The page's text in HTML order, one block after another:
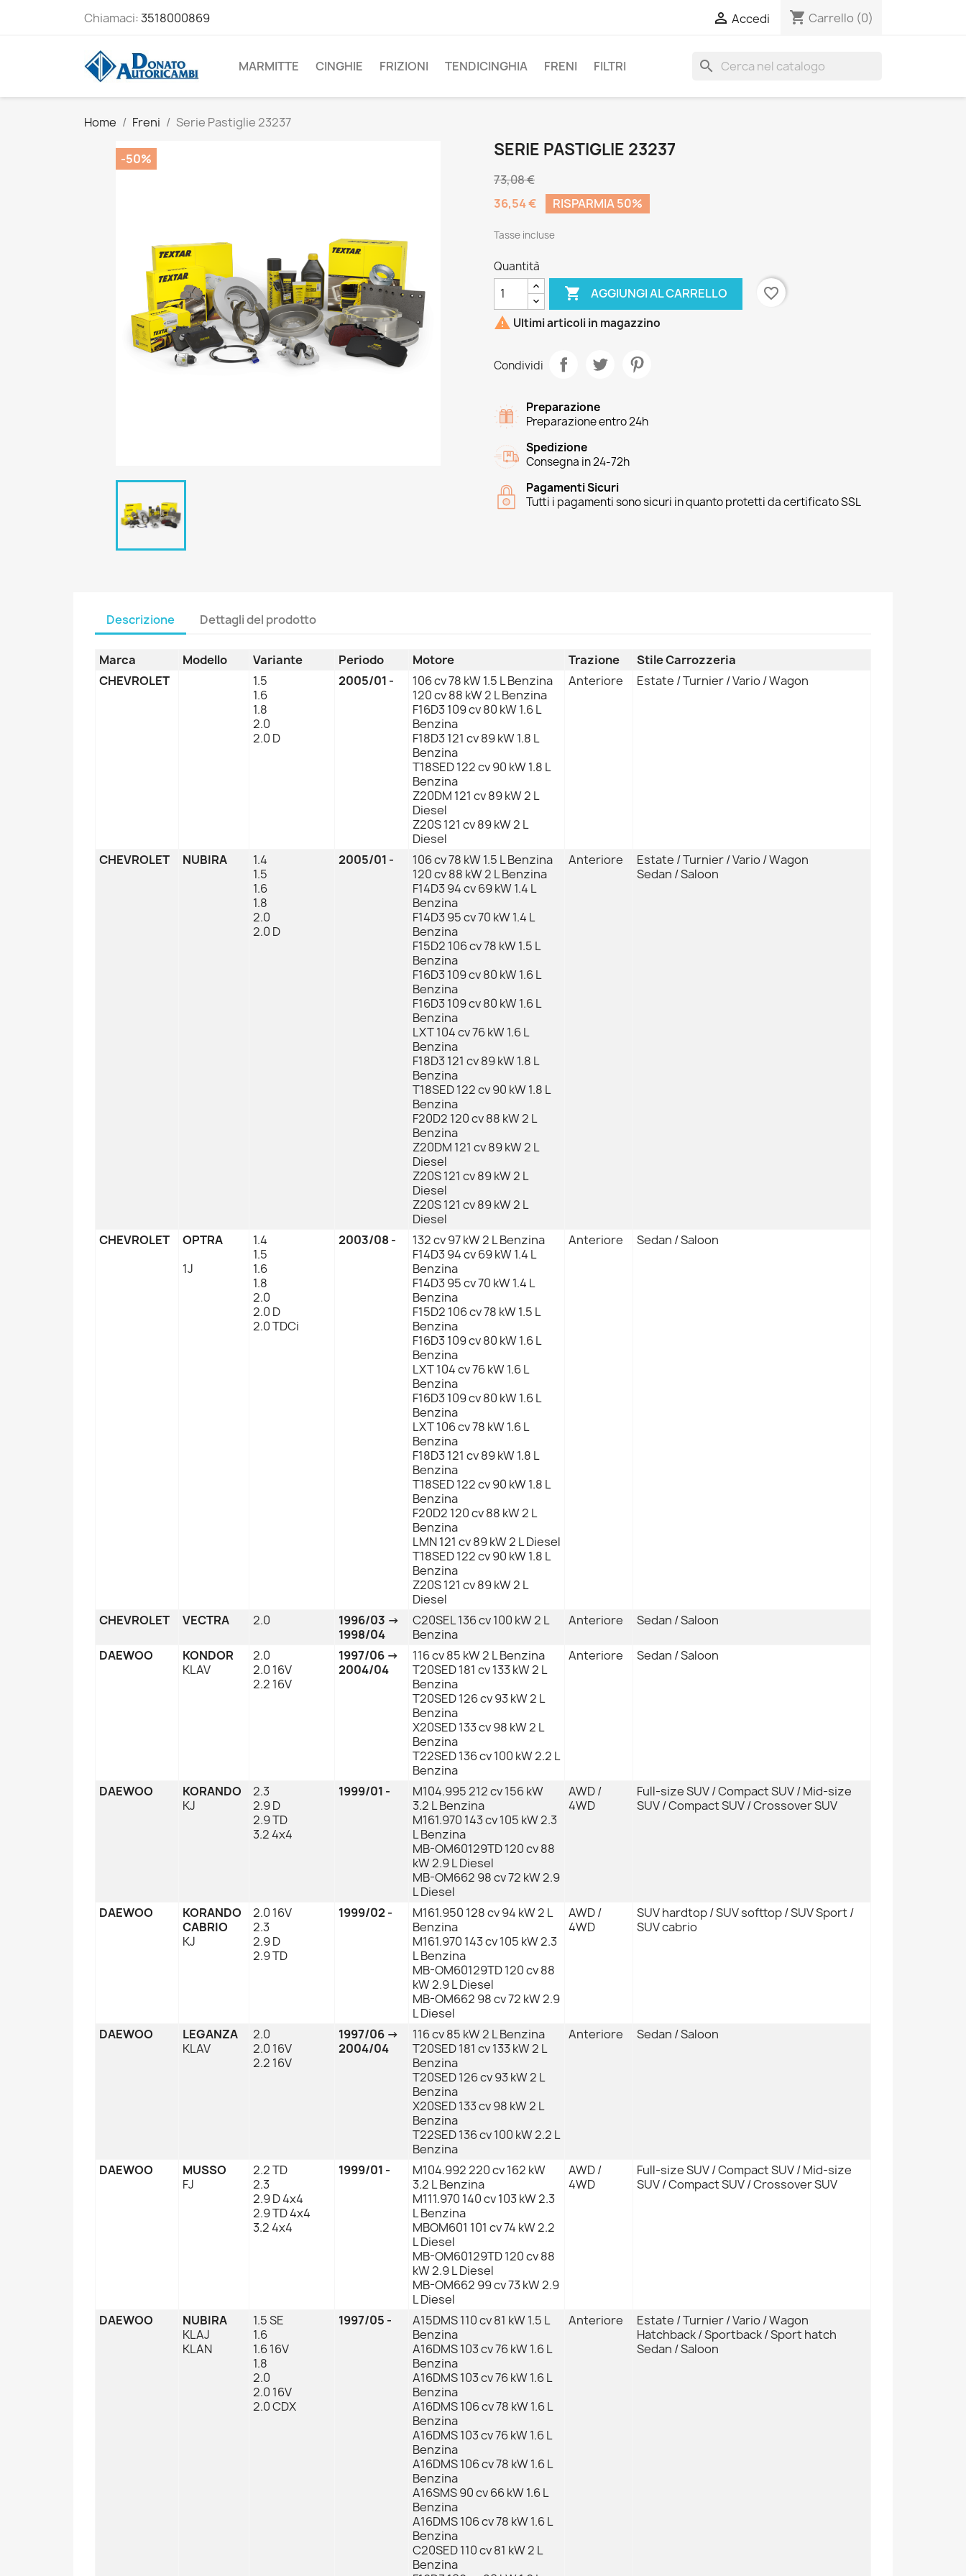
Chiamaci:3518000869  Accedi shopping_cart Carrello (0)
MARMITTE CINGHIE FRIZIONI TENDICINGHIA FRENI FILTRI search
Home Freni Serie Pastiglie 23237
-50% SERIE PASTIGLIE 23237
73,08 €
36,54 €
RISPARMIA 50%
Tasse incluse
Quantità
 AGGIUNGI AL CARRELLO
favorite_border
 Ultimi articoli in magazzino
Condividi
Preparazione
Preparazione entro 24h
Spedizione
Consegna in 24-72h
Pagamenti Sicuri
Tutti i pagamenti sono sicuri in quanto protetti da certificato SSL
Descrizione Dettagli del prodotto
Marca Modello Variante Periodo Motore Trazione
Stile Carrozzeria
CHEVROLET
1.5
1.6
1.8
2.0
2.0 D
2005/01 -
106 cv 78 kW 1.5 L Benzina
120 cv 88 kW 2 L Benzina
F16D3 109 cv 80 kW 1.6 L
Benzina
F18D3 121 cv 89 kW 1.8 L
Benzina
T18SED 122 cv 90 kW 1.8 L
Benzina
Z20DM 121 cv 89 kW 2 L
Diesel
Z20S 121 cv 89 kW 2 L
Diesel
Anteriore Estate / Turnier / Vario / Wagon
CHEVROLET NUBIRA
1.4
1.5
1.6
1.8
2.0
2.0 D
2005/01 -
106 cv 78 kW 1.5 L Benzina
120 cv 88 kW 2 L Benzina
F14D3 94 cv 69 kW 1.4 L
Benzina
F14D3 95 cv 70 kW 1.4 L
Benzina
F15D2 106 cv 78 kW 1.5 L
Benzina
F16D3 109 cv 80 kW 1.6 L
Benzina
F16D3 109 cv 80 kW 1.6 L
Benzina
LXT 104 cv 76 kW 1.6 L
Benzina
F18D3 121 cv 89 kW 1.8 L
Benzina
T18SED 122 cv 90 kW 1.8 L
Benzina
F20D2 120 cv 88 kW 2 L
Benzina
Z20DM 121 cv 89 kW 2 L
Diesel
Z20S 121 cv 89 kW 2 L
Diesel
Z20S 121 cv 89 kW 2 L
Diesel
Anteriore
Estate / Turnier / Vario / Wagon
Sedan / Saloon
CHEVROLET
OPTRA
1J
1.4
1.5
1.6
1.8
2.0
2.0 D
2.0 TDCi
2003/08 -
132 cv 97 kW 2 L Benzina
F14D3 94 cv 69 kW 1.4 L
Benzina
F14D3 95 cv 70 kW 1.4 L
Benzina
F15D2 106 cv 78 kW 1.5 L
Benzina
F16D3 109 cv 80 kW 1.6 L
Benzina
LXT 104 cv 76 kW 1.6 L
Benzina
F16D3 109 cv 80 kW 1.6 L
Benzina
LXT 106 cv 78 kW 1.6 L
Benzina
F18D3 121 cv 89 kW 1.8 L
Benzina
T18SED 122 cv 90 kW 1.8 L
Benzina
F20D2 120 cv 88 kW 2 L
Benzina
LMN 121 cv 89 kW 2 L Diesel
T18SED 122 cv 90 kW 1.8 L
Benzina
Z20S 121 cv 89 kW 2 L
Diesel
Anteriore Sedan / Saloon
CHEVROLET VECTRA 2.0
1996/03 →
1998/04
C20SEL 136 cv 100 kW 2 L
Benzina
Anteriore Sedan / Saloon
DAEWOO
KONDOR
KLAV
2.0
2.0 16V
2.2 16V
1997/06 →
2004/04
116 cv 85 kW 2 L Benzina
T20SED 181 cv 133 kW 2 L
Benzina
T20SED 126 cv 93 kW 2 L
Benzina
X20SED 133 cv 98 kW 2 L
Benzina
T22SED 136 cv 100 kW 2.2 L
Benzina
Anteriore Sedan / Saloon
DAEWOO
KORANDO
KJ
2.3
2.9 D
2.9 TD
3.2 4x4
1999/01 -
M104.995 212 cv 156 kW
3.2 L Benzina
M161.970 143 cv 105 kW 2.3
L Benzina
MB-OM60129TD 120 cv 88
kW 2.9 L Diesel
MB-OM662 98 cv 72 kW 2.9
L Diesel
AWD /
4WD
Full-size SUV / Compact SUV / Mid-size
SUV / Compact SUV / Crossover SUV
DAEWOO
KORANDO
CABRIO
KJ
2.0 16V
2.3
2.9 D
2.9 TD
1999/02 -
M161.950 128 cv 94 kW 2 L
Benzina
M161.970 143 cv 105 kW 2.3
L Benzina
MB-OM60129TD 120 cv 88
kW 2.9 L Diesel
MB-OM662 98 cv 72 kW 2.9
L Diesel
AWD /
4WD
SUV hardtop / SUV softtop / SUV Sport /
SUV cabrio
DAEWOO
LEGANZA
KLAV
2.0
2.0 16V
2.2 16V
1997/06 →
2004/04
116 cv 85 kW 2 L Benzina
T20SED 181 cv 133 kW 2 L
Benzina
T20SED 126 cv 93 kW 2 L
Benzina
X20SED 133 cv 98 kW 2 L
Benzina
T22SED 136 cv 100 kW 2.2 L
Benzina
Anteriore Sedan / Saloon
DAEWOO
MUSSO
FJ
2.2 TD
2.3
2.9 D 4x4
2.9 TD 4x4
3.2 4x4
1999/01 -
M104.992 220 cv 162 kW
3.2 L Benzina
M111.970 140 cv 103 kW 2.3
L Benzina
MBOM601 101 cv 74 kW 2.2
L Diesel
MB-OM60129TD 120 cv 88
kW 2.9 L Diesel
MB-OM662 99 cv 73 kW 2.9
L Diesel
AWD /
4WD
Full-size SUV / Compact SUV / Mid-size
SUV / Compact SUV / Crossover SUV
DAEWOO
NUBIRA
KLAJ
KLAN
1.5 SE
1.6
1.6 16V
1.8
2.0
2.0 16V
2.0 CDX
1997/05 -
A15DMS 110 cv 81 kW 1.5 L
Benzina
A16DMS 103 cv 76 kW 1.6 L
Benzina
A16DMS 103 cv 76 kW 1.6 L
Benzina
A16DMS 106 cv 78 kW 1.6 L
Benzina
A16DMS 103 cv 76 kW 1.6 L
Benzina
A16DMS 106 cv 78 kW 1.6 L
Benzina
A16SMS 90 cv 66 kW 1.6 L
Benzina
A16DMS 106 cv 78 kW 1.6 L
Benzina
C20SED 110 cv 81 kW 2 L
Benzina
Anteriore
Estate / Turnier / Vario / Wagon
Hatchback / Sportback / Sport hatch
Sedan / Saloon